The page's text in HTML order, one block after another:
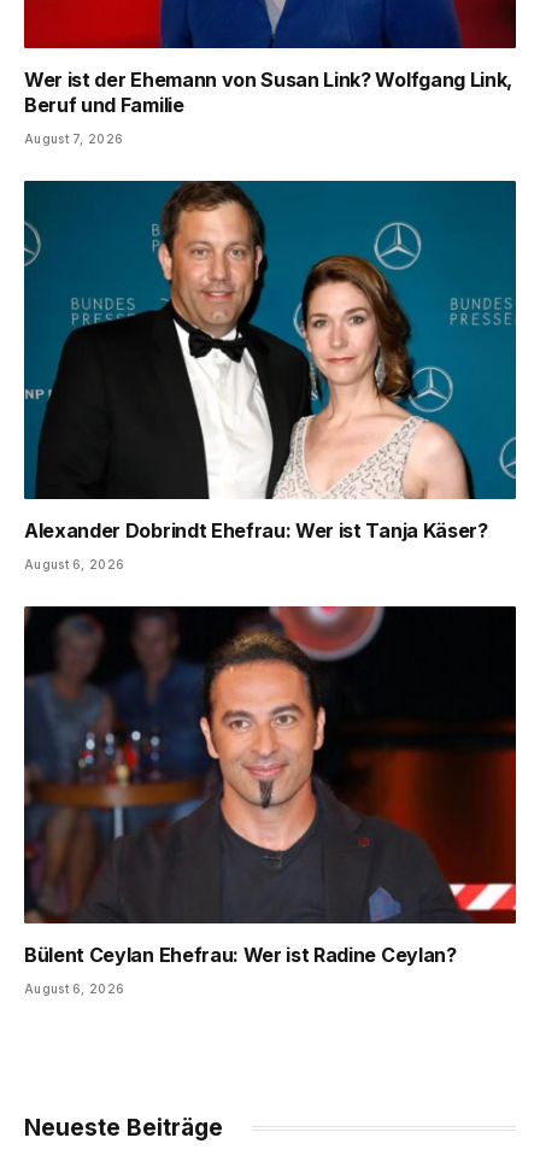
Wer ist der Ehemann von Susan Link? Wolfgang Link,
Beruf und Familie
August 7, 2026
Alexander Dobrindt Ehefrau: Wer ist Tanja Käser?
August 6, 2026
Bülent Ceylan Ehefrau: Wer ist Radine Ceylan?
August 6, 2026
Neueste Beiträge